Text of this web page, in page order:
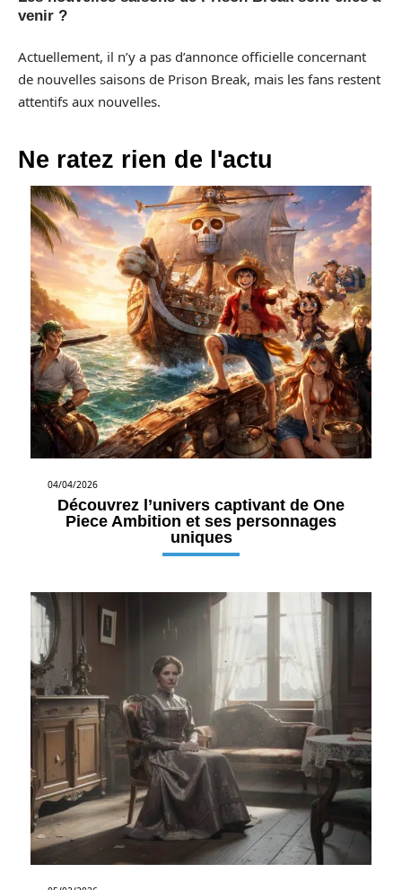
venir ?
Actuellement, il n’y a pas d’annonce officielle concernant
de nouvelles saisons de Prison Break, mais les fans restent
attentifs aux nouvelles.
Ne ratez rien de l'actu
04/04/2026
Découvrez l’univers captivant de One
Piece Ambition et ses personnages
uniques